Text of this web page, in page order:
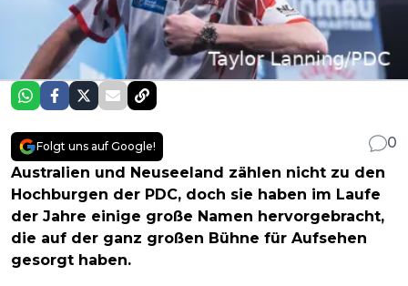
Folgt uns auf Google!
0
Australien und Neuseeland zählen nicht zu den
Hochburgen der PDC, doch sie haben im Laufe
der Jahre einige große Namen hervorgebracht,
die auf der ganz großen Bühne für Aufsehen
gesorgt haben.